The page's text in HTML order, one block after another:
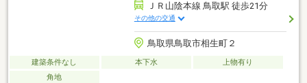
ＪＲ山陰本線 鳥取駅 徒歩21分
その他の交通
鳥取県鳥取市相生町２
建築条件なし 本下水
上物有り
角地